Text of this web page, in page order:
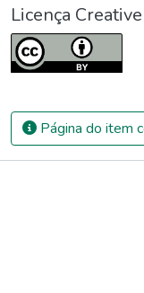
Licença
Página do item